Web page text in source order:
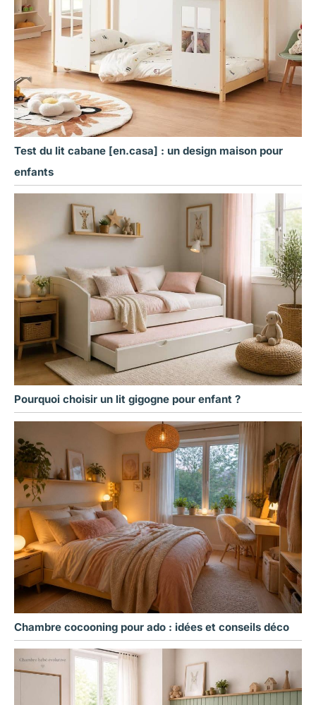
Test du lit cabane [en.casa] : un design maison pour
enfants
Pourquoi choisir un lit gigogne pour enfant ?
Chambre cocooning pour ado : idées et conseils déco